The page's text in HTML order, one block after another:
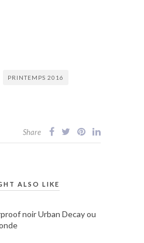
PRINTEMPS 2016
Share
ALSO LIKE
noir Urban Decay ou